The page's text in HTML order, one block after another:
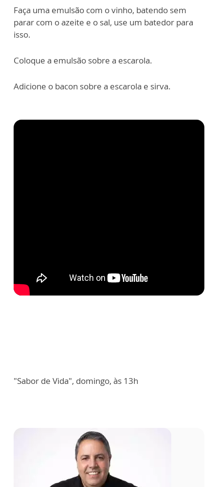
Faça uma emulsão com o vinho, batendo sem
parar com o azeite e o sal, use um batedor para
isso.
Coloque a emulsão sobre a escarola.
Adicione o bacon sobre a escarola e sirva.
"Sabor de Vida", domingo, às 13h